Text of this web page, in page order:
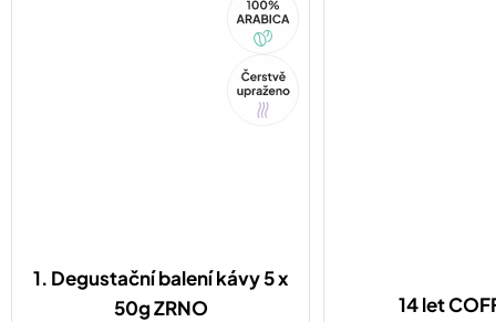
Tip
Arabica
1. Degustační balení kávy 5 x
50g ZRNO
14 let